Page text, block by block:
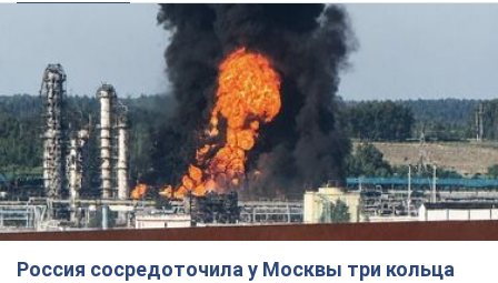
Россия сосредоточила у Москвы три кольца